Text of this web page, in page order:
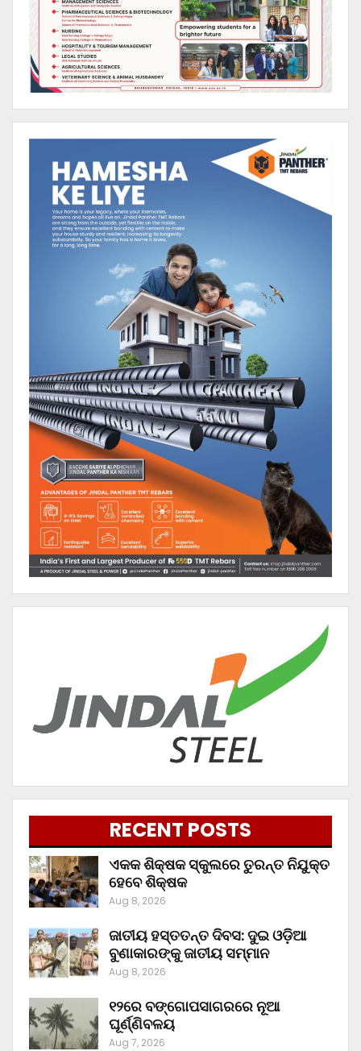
RECENT POSTS
ଏକକ ଶିକ୍ଷକ ସ୍କୁଲରେ ତୁରନ୍ତ ନିଯୁକ୍ତ
ହେବେ ଶିକ୍ଷକ
Aug 8, 2026
ଜାତୀୟ ହସ୍ତତନ୍ତ ଦିବସ: ଦୁଇ ଓଡ଼ିଆ
ବୁଣାକାରଙ୍କୁ ଜାତୀୟ ସମ୍ମାନ
Aug 8, 2026
୧୨ରେ ବଙ୍ଗୋପସାଗରରେ ନୂଆ
ଘୂର୍ଣ୍ଣିବଳୟ
Aug 7, 2026